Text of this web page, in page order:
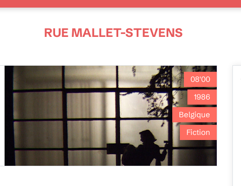
RUE MALLET-STEVENS
08'00
1986
Belgique
Fiction